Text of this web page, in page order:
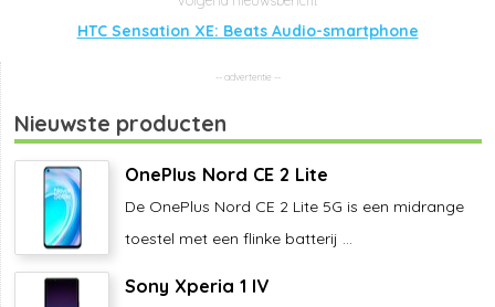
HTC Sensation XE: Beats Audio-smartphone
Nieuwste producten
OnePlus Nord CE 2 Lite
De OnePlus Nord CE 2 Lite 5G is een midrange
toestel met een flinke batterij ...
Sony Xperia 1 IV